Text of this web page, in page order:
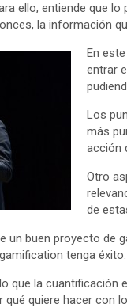
ello, entiende que
la información
En
entrar
Los
más
acción
Otro
de
un buen proyecto de
tenga
que la cuantificación
qué quiere hacer con